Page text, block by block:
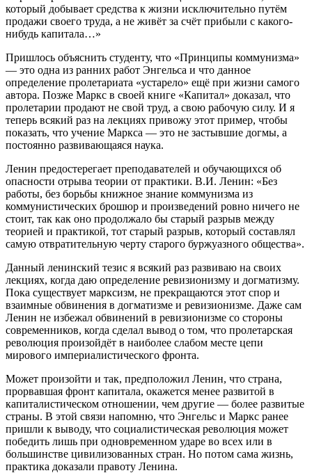
который добывает средства к жизни исключительно путём
продажи своего труда, а не живёт за счёт прибыли с какого-
нибудь капитала…»
Пришлось объяснить студенту, что «Принципы коммунизма»
— это одна из ранних работ Энгельса и что данное
определение пролетариата «устарело» ещё при жизни самого
автора. Позже Маркс в своей книге «Капитал» доказал, что
пролетарии продают не свой труд, а свою рабочую силу. И я
теперь всякий раз на лекциях привожу этот пример, чтобы
показать, что учение Маркса — это не застывшие догмы, а
постоянно развивающаяся наука.
Ленин предостерегает преподавателей и обучающихся об
опасности отрыва теории от практики. В.И. Ленин: «Без
работы, без борьбы книжное знание коммунизма из
коммунистических брошюр и произведений ровно ничего не
стоит, так как оно продолжало бы старый разрыв между
теорией и практикой, тот старый разрыв, который составлял
самую отвратительную черту старого буржуазного общества».
Данный ленинский тезис я всякий раз развиваю на своих
лекциях, когда даю определение ревизионизму и догматизму.
Пока существует марксизм, не прекращаются этот спор и
взаимные обвинения в догматизме и ревизионизме. Даже сам
Ленин не избежал обвинений в ревизионизме со стороны
современников, когда сделал вывод о том, что пролетарская
революция произойдёт в наиболее слабом месте цепи
мирового империалистического фронта.
Может произойти и так, предположил Ленин, что страна,
прорвавшая фронт капитала, окажется менее развитой в
капиталистическом отношении, чем другие — более развитые
страны. В этой связи напомню, что Энгельс и Маркс ранее
пришли к выводу, что социалистическая революция может
победить лишь при одновременном ударе во всех или в
большинстве цивилизованных стран. Но потом сама жизнь,
практика доказали правоту Ленина.